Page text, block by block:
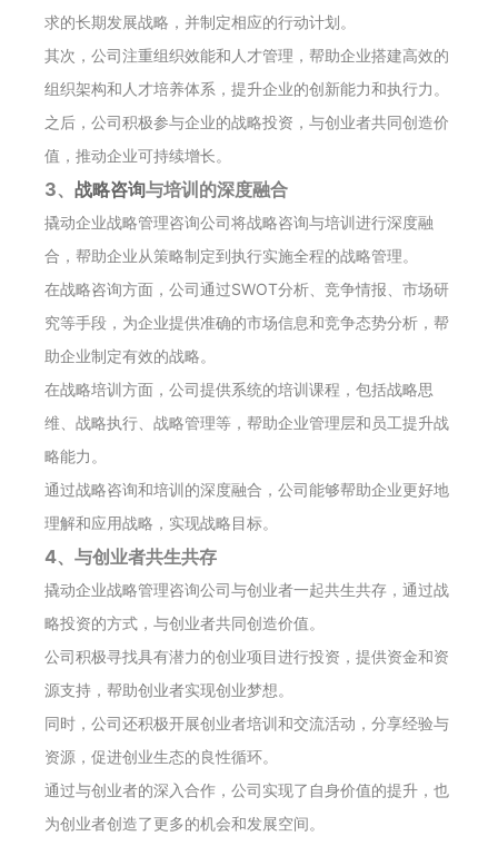
求的长期发展战略，并制定相应的行动计划。
其次，公司注重组织效能和人才管理，帮助企业搭建高效的
组织架构和人才培养体系，提升企业的创新能力和执行力。
之后，公司积极参与企业的战略投资，与创业者共同创造价
值，推动企业可持续增长。
3、 战略咨询与培训的深度融合
撬动企业战略管理咨询公司将战略咨询与培训进行深度融
合，帮助企业从策略制定到执行实施全程的战略管理。
在战略咨询方面，公司通过SWOT分析、竞争情报、市场研
究等手段，为企业提供准确的市场信息和竞争态势分析，帮
助企业制定有效的战略。
在战略培训方面，公司提供系统的培训课程，包括战略思
维、战略执行、战略管理等，帮助企业管理层和员工提升战
略能力。
通过战略咨询和培训的深度融合，公司能够帮助企业更好地
理解和应用战略，实现战略目标。
4、与创业者共生共存
撬动企业战略管理咨询公司与创业者一起共生共存，通过战
略投资的方式，与创业者共同创造价值。
公司积极寻找具有潜力的创业项目进行投资，提供资金和资
源支持，帮助创业者实现创业梦想。
同时，公司还积极开展创业者培训和交流活动，分享经验与
资源，促进创业生态的良性循环。
通过与创业者的深入合作，公司实现了自身价值的提升，也
为创业者创造了更多的机会和发展空间。